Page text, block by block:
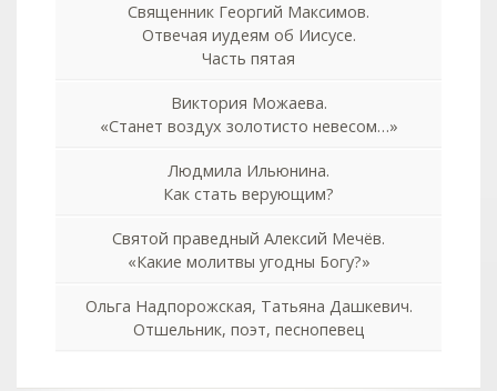
Священник Георгий Максимов.
Отвечая иудеям об Иисусе.
Часть пятая
Виктория Можаева.
«Станет воздух золотисто невесом…»
Людмила Ильюнина.
Как стать верующим?
Святой праведный Алексий Мечёв.
«Какие молитвы угодны Богу?»
Ольга Надпорожская, Татьяна Дашкевич.
Отшельник, поэт, песнопевец